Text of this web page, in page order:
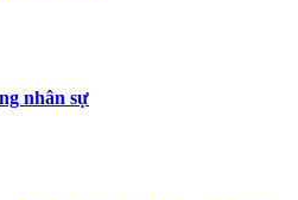
nhân sự